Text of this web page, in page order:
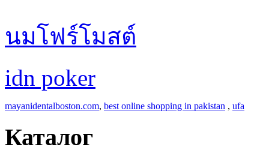
นมโฟร์โมสต์
idn poker
mayanidentalboston.com, best online shopping in pakistan , ufa
Каталог